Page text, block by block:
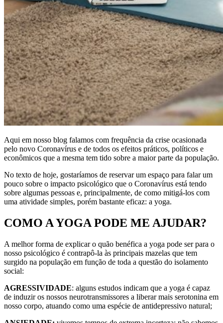
Aqui em nosso blog falamos com frequência da crise ocasionada
pelo novo Coronavírus e de todos os efeitos práticos, políticos e
econômicos que a mesma tem tido sobre a maior parte da população.
No texto de hoje, gostaríamos de reservar um espaço para falar um
pouco sobre o impacto psicológico que o Coronavírus está tendo
sobre algumas pessoas e, principalmente, de como mitigá-los com
uma atividade simples, porém bastante eficaz: a yoga.
COMO A YOGA PODE ME AJUDAR?
A melhor forma de explicar o quão benéfica a yoga pode ser para o
nosso psicológico é contrapô-la às principais mazelas que tem
surgido na população em função de toda a questão do isolamento
social:
AGRESSIVIDADE: alguns estudos indicam que a yoga é capaz
de induzir os nossos neurotransmissores a liberar mais serotonina em
nosso corpo, atuando como uma espécie de antidepressivo natural;